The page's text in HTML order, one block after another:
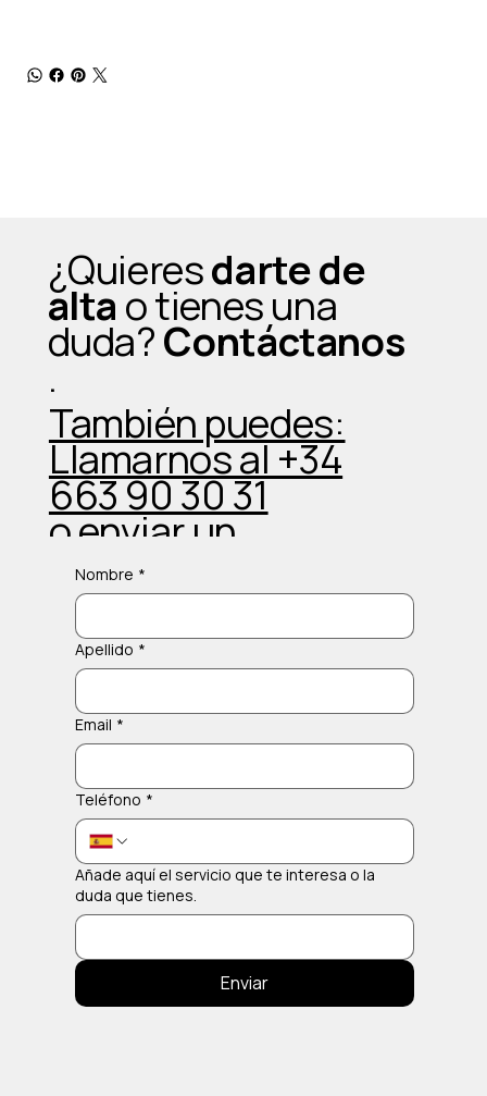
¿Quieresdarte de
alta o tienes una
duda?Contáctanos
.
También puedes:
Llamarnos al +34
663 90 30 31
o enviar un
Whatsapp
Nombre *
Apellido *
Email *
Teléfono *
Añade aquí el servicio que te interesa o la
duda que tienes.
Enviar